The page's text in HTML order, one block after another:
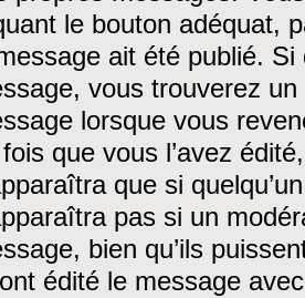
le bouton adéquat,
ait été publié. Si
vous trouverez
lorsque vous
que vous l’avez
que si
pas si un
bien qu’ils
édité le message